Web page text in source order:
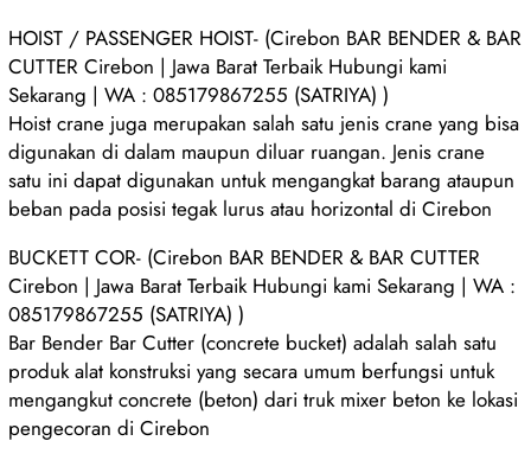
HOIST / PASSENGER HOIST- (Cirebon BAR BENDER & BAR
CUTTER Cirebon | Jawa Barat Terbaik Hubungi kami
Sekarang | WA : 085179867255 (SATRIYA) )
Hoist crane juga merupakan salah satu jenis crane yang bisa
digunakan di dalam maupun diluar ruangan. Jenis crane
satu ini dapat digunakan untuk mengangkat barang ataupun
beban pada posisi tegak lurus atau horizontal di Cirebon
BUCKETT COR- (Cirebon BAR BENDER & BAR CUTTER
Cirebon | Jawa Barat Terbaik Hubungi kami Sekarang | WA :
085179867255 (SATRIYA) )
Bar Bender Bar Cutter (concrete bucket) adalah salah satu
produk alat konstruksi yang secara umum berfungsi untuk
mengangkut concrete (beton) dari truk mixer beton ke lokasi
pengecoran di Cirebon